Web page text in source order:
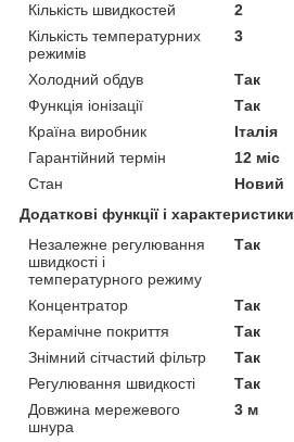
Кількість швидкостей
2
Кількість температурних
режимів
3
Холодний обдув
Так
Функція іонізації
Так
Країна виробник
Італія
Гарантійний термін
12 міс
Стан
Новий
Додаткові функції і характеристики
Незалежне регулювання
швидкості і
температурного режиму
Так
Концентратор
Так
Керамічне покриття
Так
Знімний сітчастий фільтр
Так
Регулювання швидкості
Так
Довжина мережевого
шнура
3 м